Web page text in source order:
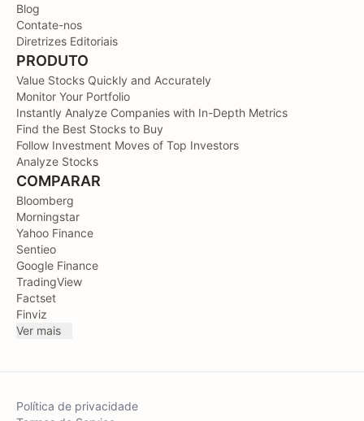
Blog
Contate-nos
Diretrizes Editoriais
PRODUTO
Value Stocks Quickly and Accurately
Monitor Your Portfolio
Instantly Analyze Companies with In-Depth Metrics
Find the Best Stocks to Buy
Follow Investment Moves of Top Investors
Analyze Stocks
COMPARAR
Bloomberg
Morningstar
Yahoo Finance
Sentieo
Google Finance
TradingView
Factset
Finviz
Ver mais
Política de privacidade